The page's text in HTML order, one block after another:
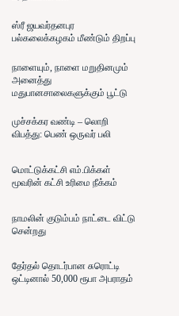
ஸ்ரீ ஜயவர்தனபுர
பல்கலைக்கழகம் மீண்டும் திறப்பு
நாளையும், நாளை மறுதினமும்
அனைத்து
மதுபானசாலைகளுக்கும் பூட்டு
முச்சக்கர வண்டி – லொறி
விபத்து: பெண் ஒருவர் பலி
மொட்டுக்கட்சி எம்.பிக்கள்
மூவரின் கட்சி உரிமை நீக்கம்
நாமலின் குடும்பம் நாட்டை விட்டு
சென்றது
தேர்தல் தொடர்பான சுரொட்டி
ஒட்டினால் 50,000 ரூபா அபராதம்